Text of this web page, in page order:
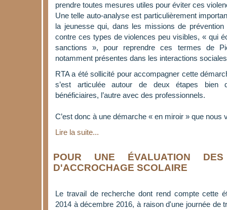
prendre toutes mesures utiles pour éviter ces
Une telle auto-analyse est particulièrement
la jeunesse qui, dans les missions de
contre ces types de violences peu visibles, « qui
sanctions », pour reprendre ces termes de
notamment présentes dans les interactions
RTA a été sollicité pour accompagner cette
s’est articulée autour de deux étapes bien
bénéficiaires, l’autre avec des professionnels.
C’est donc à une démarche « en miroir » que nous
Lire la suite...
POUR UNE ÉVALUATION
D'ACCROCHAGE SCOLAIRE
Le travail de recherche dont rend compte cette
2014 à décembre 2016, à raison d'une journée de